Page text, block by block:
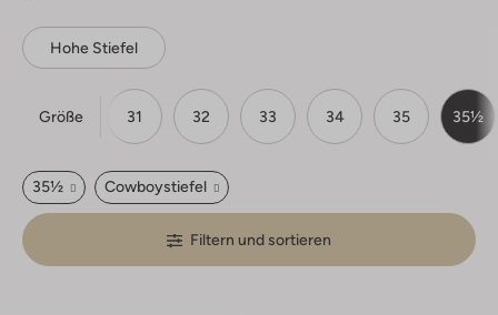
Hohe Stiefel
Größe
30 31 32 33 34 35 35½
35½ Cowboystiefel
Filtern und sortieren